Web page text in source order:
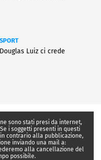
SPORT
Douglas Luiz ci crede
sono stati presi da internet,
i soggetti presenti in questi
contrario alla pubblicazione,
inviando una mail a:
alla cancellazione del
possibile.